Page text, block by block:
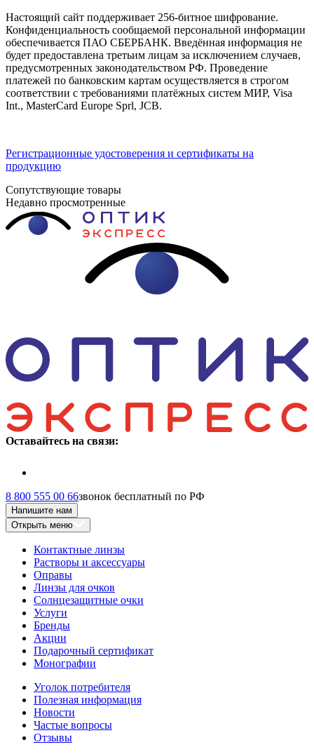
Настоящий сайт поддерживает 256-битное шифрование.
Конфиденциальность сообщаемой персональной информации
обеспечивается ПАО СБЕРБАНК. Введённая информация не
будет предоставлена третьим лицам за исключением случаев,
предусмотренных законодательством РФ. Проведение
платежей по банковским картам осуществляется в строгом
соответствии с требованиями платёжных систем МИР, Visa
Int., MasterCard Europe Sprl, JCB.
Регистрационные удостоверения и сертификаты на
продукцию
Сопутствующие товары
Недавно просмотренные
Оставайтесь на связи:
8 800 555 00 66звонок бесплатный по РФ
Напишите нам
Открыть меню
Контактные линзы
Растворы и аксессуары
Оправы
Линзы для очков
Солнцезащитные очки
Услуги
Бренды
Акции
Подарочный сертификат
Монографии
Уголок потребителя
Полезная информация
Новости
Частые вопросы
Отзывы